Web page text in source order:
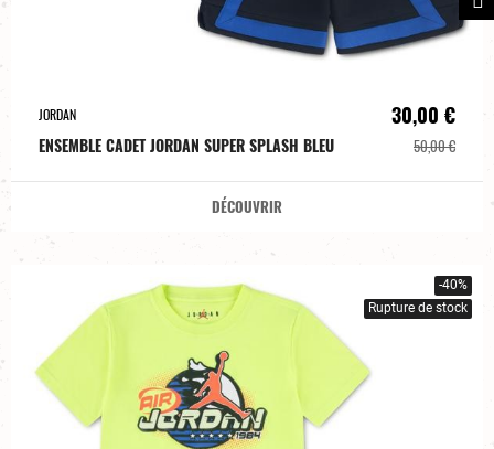
JORDAN
ENSEMBLE CADET JORDAN SUPER SPLASH BLEU
30,00 €
50,00 €
DÉCOUVRIR
-40%
Rupture de stock